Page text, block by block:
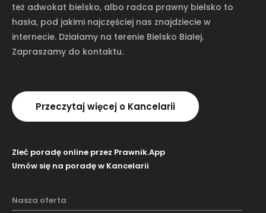
też adwokat bielsko, albo radca prawny bielsko to
hasła, pod jakimi najczęściej nas znajdziecie w
internecie. Działamy na terenie Bielsko Białej.
Zapraszamy do kontaktu.
Przeczytaj więcej o Kancelarii
Zleć poradę online przez Prawnik.App
Umów się na poradę w Kancelarii
Nasza oferta